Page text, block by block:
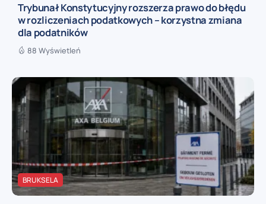
Trybunał Konstytucyjny rozszerza prawo do błędu
w rozliczeniach podatkowych – korzystna zmiana
dla podatników
88 Wyświetleń
BRUKSELA